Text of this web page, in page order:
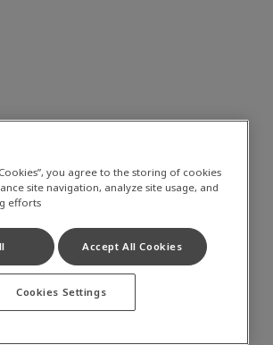
you agree to the storing of cookies
site navigation, analyze site usage, and
efforts.
Accept All Cookies
Cookies Settings